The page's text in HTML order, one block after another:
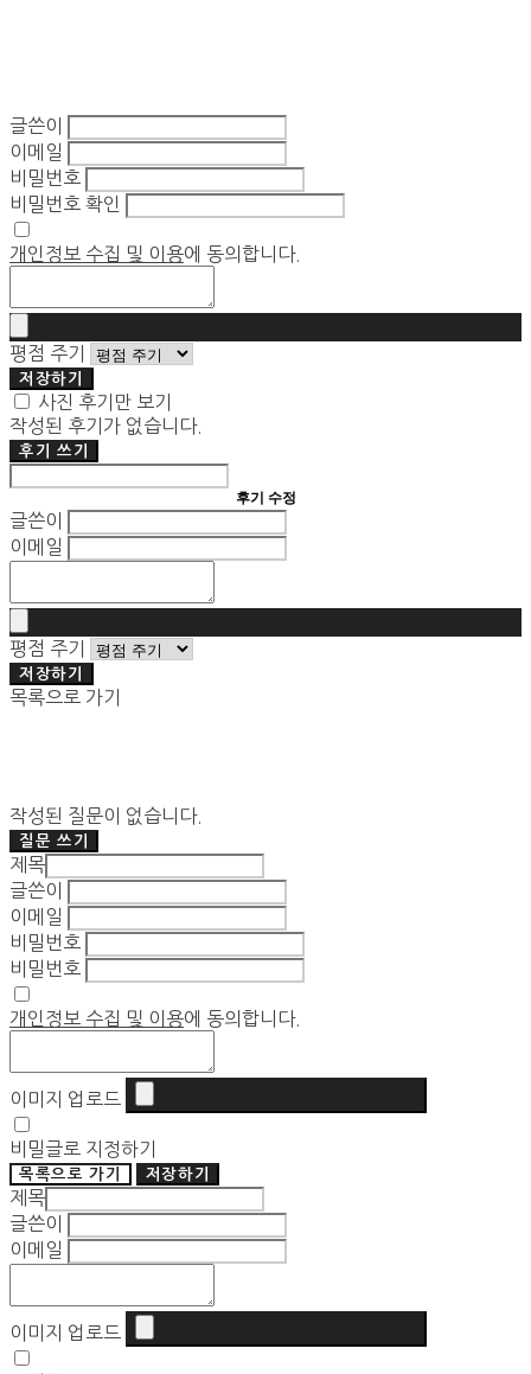
글쓴이
이메일
비밀번호
비밀번호 확인
개인정보 수집 및 이용에 동의합니다.
평점 주기
저장하기
사진 후기만 보기
작성된 후기가 없습니다.
후기 쓰기
후기 수정
글쓴이
이메일
평점 주기
저장하기
목록으로 가기
작성된 질문이 없습니다.
질문 쓰기
제목
글쓴이
이메일
비밀번호
비밀번호
개인정보 수집 및 이용에 동의합니다.
이미지 업로드
비밀글로 지정하기
목록으로 가기 저장하기
제목
글쓴이
이메일
이미지 업로드